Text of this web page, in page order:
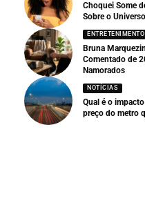
Choquei Some
Sobre o
ENTRETENIMENTO
Bruna
Comentado de
Namorados
NOTÍCIAS
Qual é o
preço do metro